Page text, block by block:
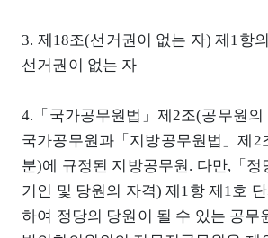
3. 제18조(선거권이 없는 자) 제1항
선거권이 없는 자
4.「국가공무원법」제2조(공무원의
국가공무원과「지방공무원법」제2
분)에 규정된 지방공무원. 다만,「
기인 및 당원의 자격) 제1항 제1호
하여 정당의 당원이 될 수 있는 공무